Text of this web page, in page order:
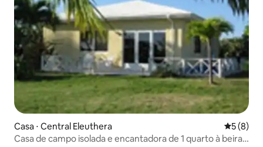
Casa ⋅ Central Eleuthera 5 de
5 (8)
Casa de campo isolada e encantadora de 1 quarto à beira-